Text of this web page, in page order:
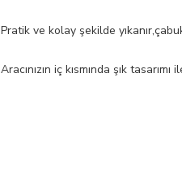
Pratik ve kolay şekilde
Aracınızın iç kısmında şık